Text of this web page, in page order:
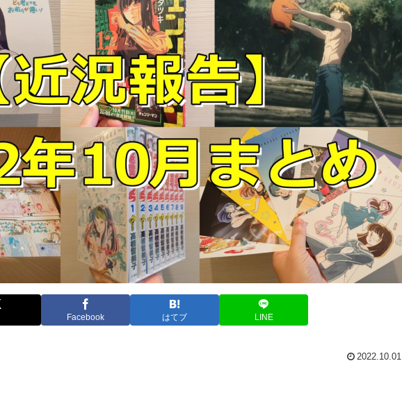
Facebook はてブ LINE
2022.10.01